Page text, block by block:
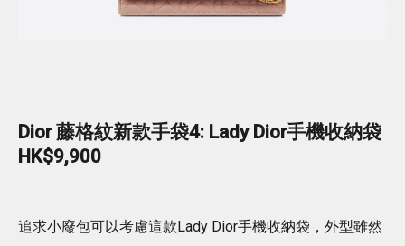
Dior 藤格紋新款手袋4: Lady Dior手機收納袋
HK$9,900
追求小廢包可以考慮這款Lady Dior手機收納袋，外型雖然